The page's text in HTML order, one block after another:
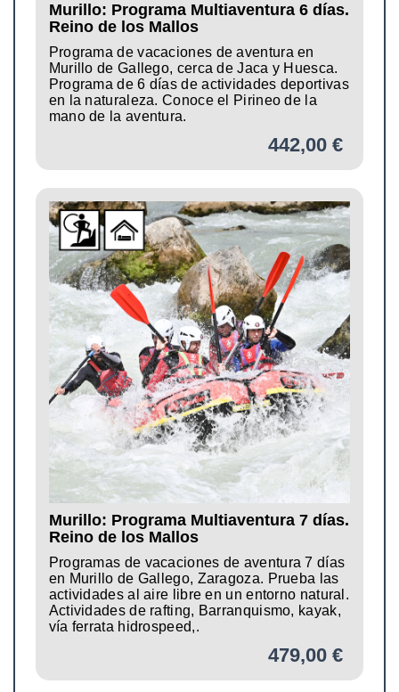
Murillo: Programa Multiaventura 6 días.
Reino de los Mallos
Programa de vacaciones de aventura en
Murillo de Gallego, cerca de Jaca y Huesca.
Programa de 6 días de actividades deportivas
en la naturaleza. Conoce el Pirineo de la
mano de la aventura.
442,00 €
Murillo: Programa Multiaventura 7 días.
Reino de los Mallos
Programas de vacaciones de aventura 7 días
en Murillo de Gallego, Zaragoza. Prueba las
actividades al aire libre en un entorno natural.
Actividades de rafting, Barranquismo, kayak,
vía ferrata hidrospeed,.
479,00 €